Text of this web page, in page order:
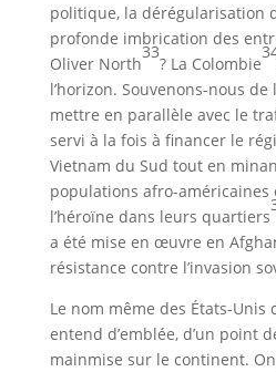
politique, la dérégularisation
profonde imbrication des
Oliver North
33
? La Colombie
l’horizon. Souvenons-nous
mettre en parallèle avec le
servi à la fois à financer le
Vietnam du Sud tout en
populations afro-américaines
l’héroïne dans leurs quartiers
a été mise en œuvre en
résistance contre l’invasion
Le nom même des États-Unis
entend d’emblée, d’un point
mainmise sur le continent.